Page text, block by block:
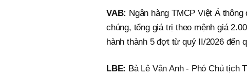
VAB: Ngân hàng TMCP Việt Á
chúng, tổng giá trị theo mệnh giá
hành thành 5 đợt từ quý II/2026 đến
LBE: Bà Lê Vân Anh - Phó Chủ tịch